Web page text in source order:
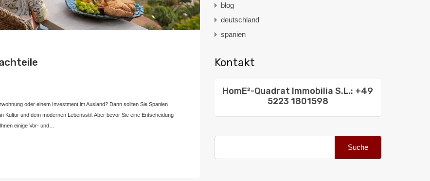
oder einem Investment im Ausland? Dann sollten Sie Spanien
Kultur und dem modernen Lebensstil. Aber bevor Sie eine Entscheidung
einige Vor- und…
blog
deutschland
spanien
Kontakt
HomE²-Quadrat Immobilia S.L.: +49
5223 1801598
nach: